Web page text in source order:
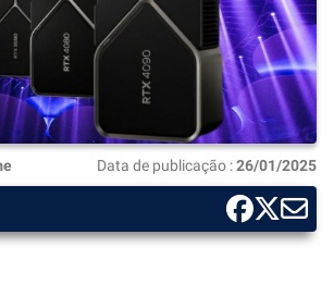
Data de publicação :26/01/2025